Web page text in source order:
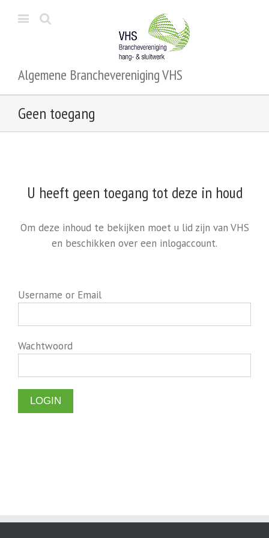
Algemene Branchevereniging VHS
Geen toegang
U heeft geen toegang tot deze in houd
Om deze inhoud te bekijken moet u lid zijn van VHS
en beschikken over een inlogaccount.
Username or Email
Wachtwoord